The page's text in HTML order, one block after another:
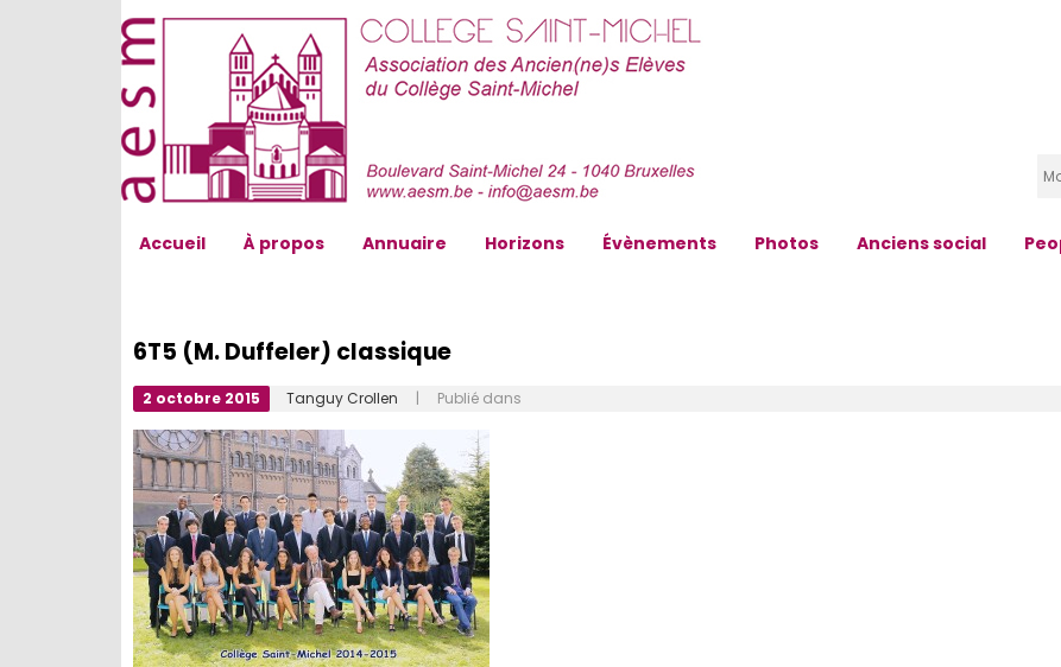
Accueil À propos Annuaire Horizons Évènements Photos Anciens social
6T5 (M. Duffeler) classique
2 octobre 2015 Tanguy Crollen | Publié dans